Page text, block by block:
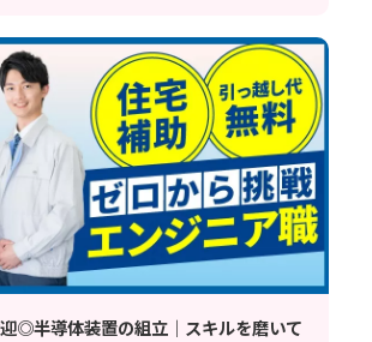
◎半導体装置の組立｜スキルを磨いて